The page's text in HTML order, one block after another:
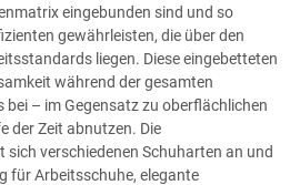
eingebunden sind und so
gewährleisten, die über den
liegen. Diese eingebetteten
während der gesamten
bei – im Gegensatz zu oberflächlichen
der Zeit abnutzen. Die
verschiedenen Schuharten an und
für Arbeitsschuhe, elegante